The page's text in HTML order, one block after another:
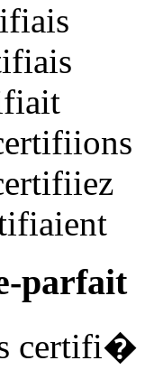
ais
ais
ait
ions
iez
aient
parfait
certifi�